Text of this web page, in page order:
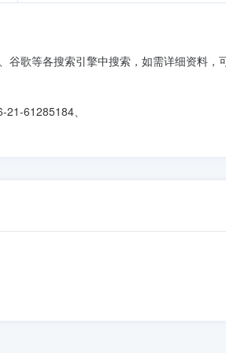
谷歌等各搜索引擎中搜索，如需详细资料，
61285184、